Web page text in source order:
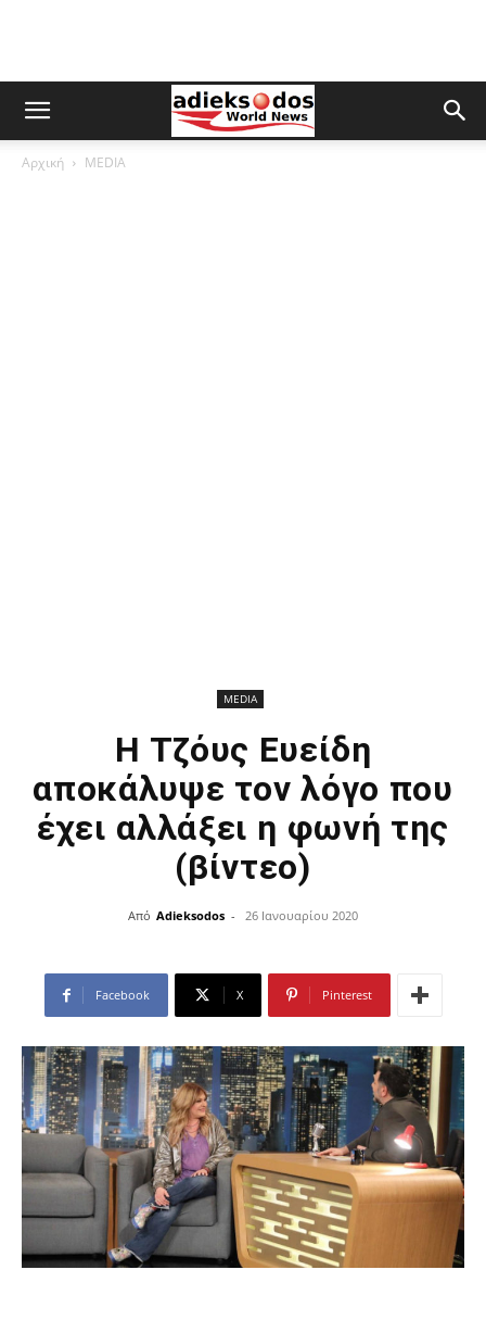
Αρχική MEDIA
MEDIA
Η Τζόυς Ευείδη
αποκάλυψε τον λόγο που
έχει αλλάξει η φωνή της
(βίντεο)
Από Adieksodos - 26 Ιανουαρίου 2020
Facebook X Pinterest